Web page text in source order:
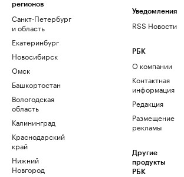
регионов
Санкт-Петербург
и область
Екатеринбург
Новосибирск
Омск
Башкортостан
Вологодская
область
Калининград
Краснодарский
край
Нижний
Новгород
Уведомления
RSS Новости
РБК
О компании
Контактная
информация
Редакция
Размещение
рекламы
Другие
продукты
РБК